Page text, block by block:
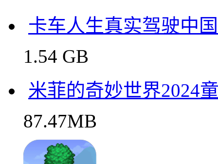
204.31 MB
兽王争霸免费
24.57 MB
卡车人生真实驾驶中